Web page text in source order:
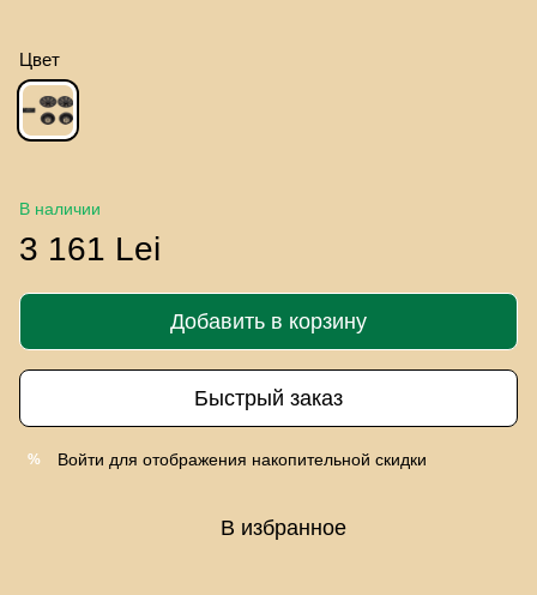
Цвет
В наличии
3 161 Lei
Добавить в корзину
Быстрый заказ
% Войти для отображения накопительной скидки
В избранное